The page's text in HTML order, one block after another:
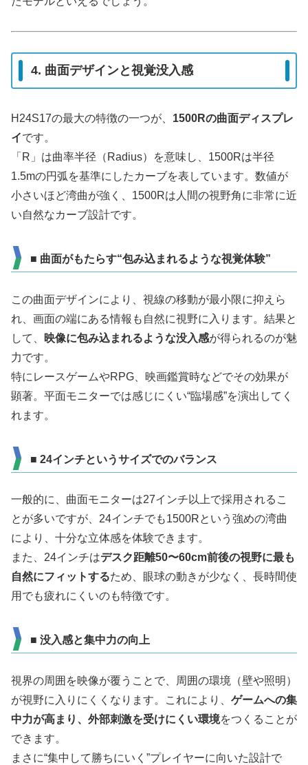
4. 曲面デザインと視覚没入感
H24S17の最大の特徴の一つが、 1500Rの曲面ディスプレ
イです。
「R」は曲率半径（Radius）を意味し、1500Rは半径
1.5mの円弧を基準にしたカーブを表しています。数値が
小さいほど湾曲が強く、1500Rは人間の視野角に非常に近
い自然なカーブ設計です。
■ 曲面がもたらす“包み込まれるような視覚体験”
この曲面デザインにより、視線の移動が最小限に抑えら
れ、画面の端にある情報も自然に視野に入ります。結果と
して、
映像に包み込まれるような没入感が得られるのが魅
力です。
特にレースゲームやRPG、映画鑑賞時などでその効果が
顕著。平面モニターでは感じにくい“臨場感”を演出してく
れます。
■ 24インチというサイズでのバランス
一般的に、曲面モニターは27インチ以上で採用されるこ
とが多いですが、24インチでも1500Rという強めの湾曲
により、十分な立体感を体験できます。
また、24インチはデスク距離50〜60cm前後の視野に最も
自然にフィットするため、眼球の動きが少なく、長時間使
用でも疲れにくいのも特徴です。
■ 没入感と集中力の向上
視界の周囲を映像が覆うことで、周囲の環境（壁や照明）
が視野に入りにくくなります。これにより、 ゲームへの集
中力が高まり、外部刺激を受けにくい環境をつくることが
できます。
まさに“集中して勝ちにいく”プレイヤーに向いた設計で